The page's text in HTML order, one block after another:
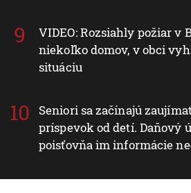
VIDEO: Rozsiahly požiar v
niekoľko domov, v obci
situáciu
Seniori sa začínajú
príspevok od detí. Daňový
poisťovňa im informácie